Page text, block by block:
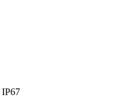
IP67